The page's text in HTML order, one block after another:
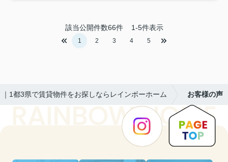
該当公開件数66件1-5件表示
1 2 3 4 5
｜1都3県で賃貸物件をお探しならレインボーホーム お客様の声